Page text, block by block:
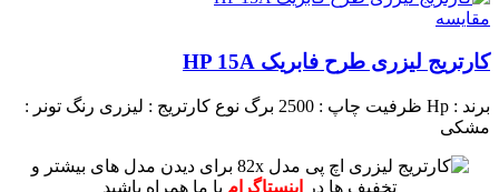
مقايسه
کارتریج لیزری طرح فابریک HP 15A
برند : Hp ظرفیت چاپ : 2500 برگ نوع کارتریج : لیزری رنگ تونر :
مشکی
برای دیدن مدل های بیشتر و
تخفیف ها در
اینستاگرام با ما همراه باشید